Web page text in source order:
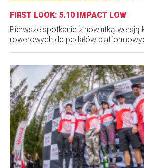
FIRST LOOK: 5.10 IMPACT LOW
Pierwsze spotkanie z nowiutką wersją
rowerowych do pedałów